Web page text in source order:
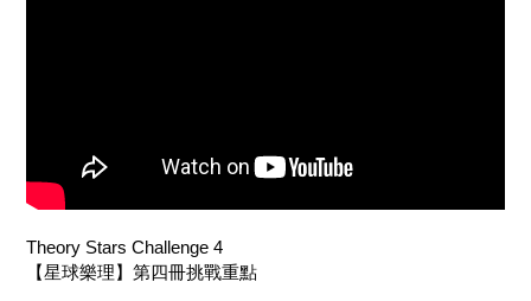
Theory Stars Challenge 4
【星球樂理】第四冊挑戰重點